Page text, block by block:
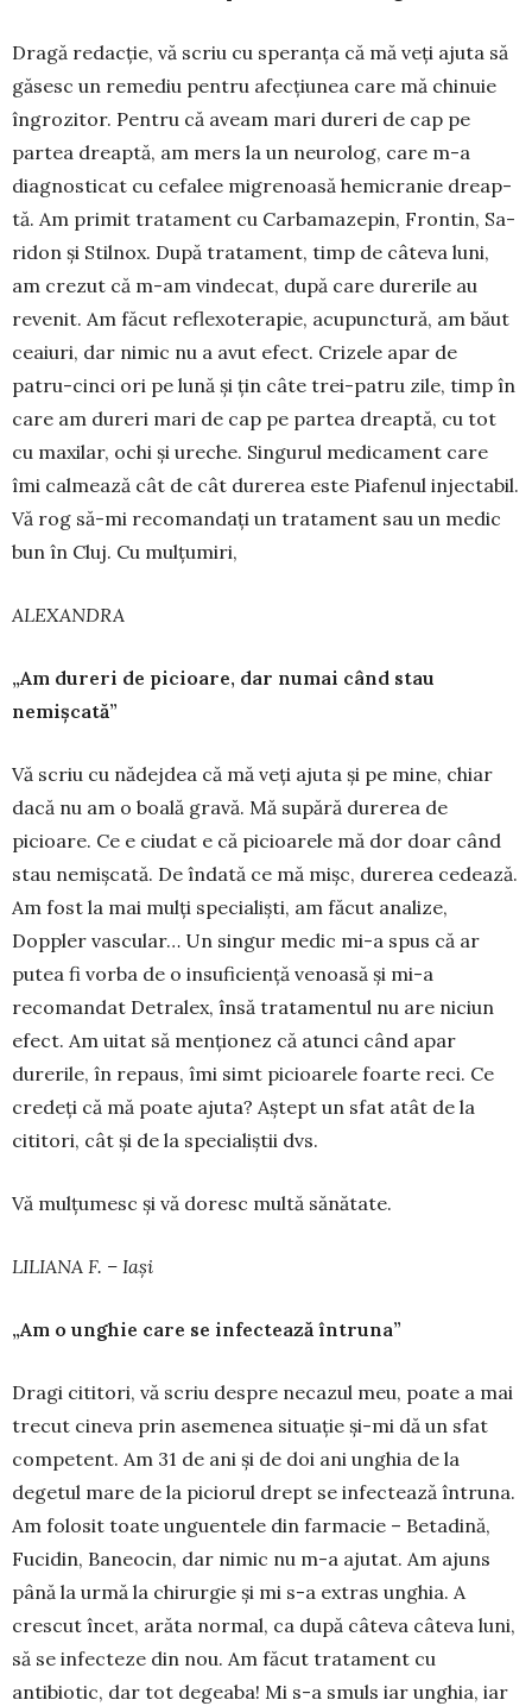
Dragă redacție, vă scriu cu speranța că mă veți ajuta să
găsesc un remediu pentru afec­țiunea care mă chinuie
îngro­zitor. Pentru că aveam mari dureri de cap pe
partea dreap­tă, am mers la un neu­rolog, care m-a
diagnosticat cu cefa­lee mi­grenoasă hemicra­nie dreap­­
tă. Am primit tratament cu Carbamazepin, Frontin, Sa­
ridon și Stil­nox. După tra­ta­ment, timp de câteva luni,
am crezut că m-am vindecat, după care durerile au
revenit. Am făcut reflexoterapie, acupunc­tură, am băut
cea­iuri, dar nimic nu a avut efect. Crizele apar de
patru-cinci ori pe lună și țin câte trei-patru zile, timp în
care am dureri mari de cap pe partea dreaptă, cu tot
cu maxilar, ochi și ureche. Sin­gurul medicament care
îmi calmea­ză cât de cât durerea este Piafenul injectabil.
Vă rog să-mi recoman­dați un trata­ment sau un medic
bun în Cluj. Cu mulțumiri,
ALEXANDRA
„Am dureri de picioare, dar numai când stau
nemișcată”
Vă scriu cu nădejdea că mă veți ajuta și pe mine, chiar
dacă nu am o boală gravă. Mă supără durerea de
picioare. Ce e ciudat e că picioarele mă dor doar când
stau nemișcată. De îndată ce mă mișc, durerea cedează.
Am fost la mai mulți specialiști, am făcut analize,
Doppler vascular… Un singur medic mi-a spus că ar
putea fi vorba de o in­suficiență venoasă și mi-a
recomandat Detralex, însă tratamentul nu are niciun
efect. Am uitat să menționez că atunci când apar
durerile, în repaus, îmi simt picioarele foarte reci. Ce
credeți că mă poate ajuta? Aștept un sfat atât de la
cititori, cât și de la specialiștii dvs.
Vă mulțumesc și vă doresc multă sănă­tate.
LILIANA F. – Iași
„Am o unghie care se infectează întruna”
Dragi cititori, vă scriu despre necazul meu, poate a mai
trecut cineva prin asemenea situație și-mi dă un sfat
competent. Am 31 de ani și de doi ani unghia de la
degetul mare de la piciorul drept se infectează întruna.
Am folosit toate un­guentele din far­macie – Betadină,
Fucidin, Ba­neocin, dar nimic nu m-a ajutat. Am ajuns
până la urmă la chi­rurgie și mi s-a extras unghia. A
crescut încet, arăta nor­mal, ca după câteva câteva luni,
să se infec­teze din nou. Am făcut tratament cu
antibiotic, dar tot degeaba! Mi s-a smuls iar unghia, iar